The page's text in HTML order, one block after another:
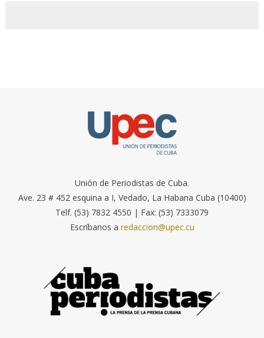
Unión de Periodistas de Cuba.
Ave. 23 # 452 esquina a I, Vedado, La Habana Cuba (10400)
Telf. (53) 7832 4550 | Fax: (53) 7333079
Escríbanos a redaccion@upec.cu